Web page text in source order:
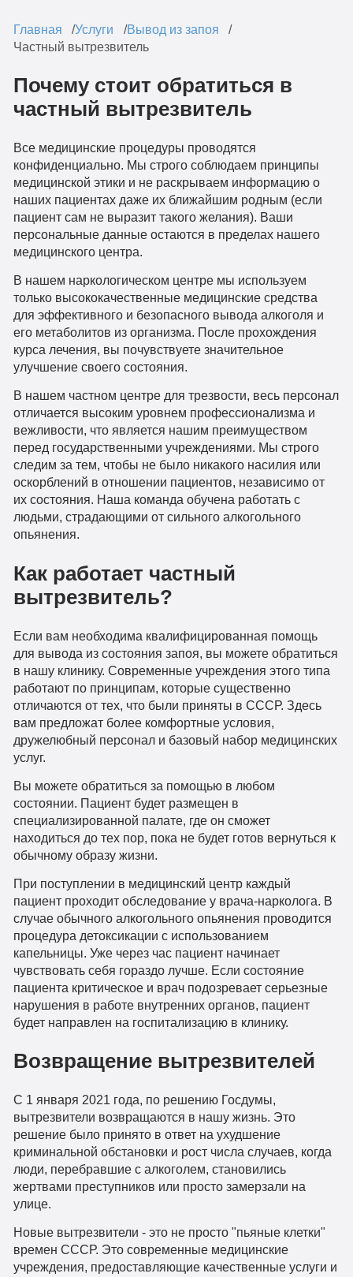
Главная Услуги
Вывод из запоя
Частный вытрезвитель
Почему стоит обратиться в
частный вытрезвитель
Все медицинские процедуры проводятся
конфиденциально. Мы строго соблюдаем принципы
медицинской этики и не раскрываем информацию о
наших пациентах даже их ближайшим родным (если
пациент сам не выразит такого желания). Ваши
персональные данные остаются в пределах нашего
медицинского центра.
В нашем наркологическом центре мы используем
только высококачественные медицинские средства
для эффективного и безопасного вывода алкоголя и
его метаболитов из организма. После прохождения
курса лечения, вы почувствуете значительное
улучшение своего состояния.
В нашем частном центре для трезвости, весь персонал
отличается высоким уровнем профессионализма и
вежливости, что является нашим преимуществом
перед государственными учреждениями. Мы строго
следим за тем, чтобы не было никакого насилия или
оскорблений в отношении пациентов, независимо от
их состояния. Наша команда обучена работать с
людьми, страдающими от сильного алкогольного
опьянения.
Как работает частный
вытрезвитель?
Если вам необходима квалифицированная помощь
для вывода из состояния запоя, вы можете обратиться
в нашу клинику. Современные учреждения этого типа
работают по принципам, которые существенно
отличаются от тех, что были приняты в СССР. Здесь
вам предложат более комфортные условия,
дружелюбный персонал и базовый набор медицинских
услуг.
Вы можете обратиться за помощью в любом
состоянии. Пациент будет размещен в
специализированной палате, где он сможет
находиться до тех пор, пока не будет готов вернуться к
обычному образу жизни.
При поступлении в медицинский центр каждый
пациент проходит обследование у врача-нарколога. В
случае обычного алкогольного опьянения проводится
процедура детоксикации с использованием
капельницы. Уже через час пациент начинает
чувствовать себя гораздо лучше. Если состояние
пациента критическое и врач подозревает серьезные
нарушения в работе внутренних органов, пациент
будет направлен на госпитализацию в клинику.
Возвращение вытрезвителей
С 1 января 2021 года, по решению Госдумы,
вытрезвители возвращаются в нашу жизнь. Это
решение было принято в ответ на ухудшение
криминальной обстановки и рост числа случаев, когда
люди, перебравшие с алкоголем, становились
жертвами преступников или просто замерзали на
улице.
Новые вытрезвители - это не просто "пьяные клетки"
времен СССР. Это современные медицинские
учреждения, предоставляющие качественные услуги и